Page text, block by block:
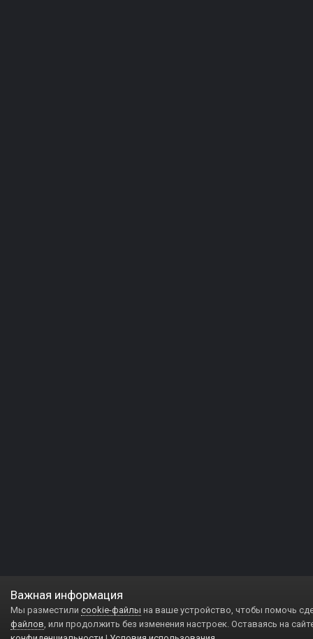
Важная информация
Мы разместили cookie-файлы на ваше устройство, чтобы помочь
файлов, или продолжить без изменения настроек. Оставаясь на